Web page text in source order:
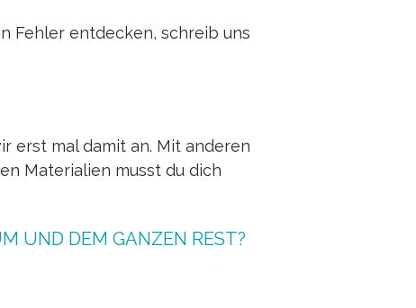
Fehler entdecken, schreib uns
erst mal damit an. Mit anderen
Materialien musst du dich
UND DEM GANZEN REST?